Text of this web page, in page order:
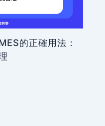
的正確用法：